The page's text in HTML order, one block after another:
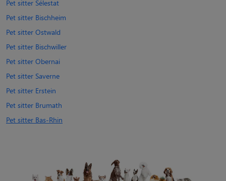
Pet sitter Sélestat
Pet sitter Bischheim
Pet sitter Ostwald
Pet sitter Bischwiller
Pet sitter Obernai
Pet sitter Saverne
Pet sitter Erstein
Pet sitter Brumath
Pet sitter Bas-Rhin